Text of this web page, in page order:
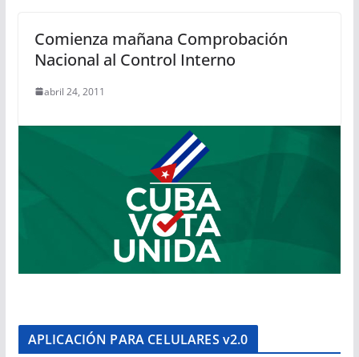
Comienza mañana Comprobación
Nacional al Control Interno
abril 24, 2011
APLICACIÓN PARA CELULARES v2.0